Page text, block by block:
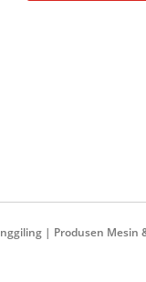
| Produsen